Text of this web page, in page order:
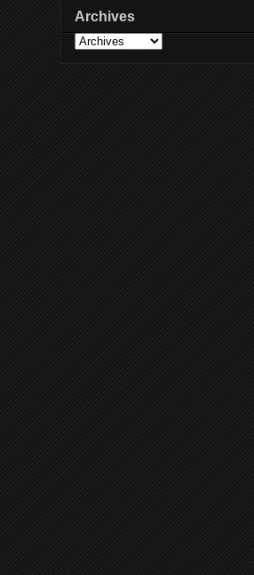
Archives